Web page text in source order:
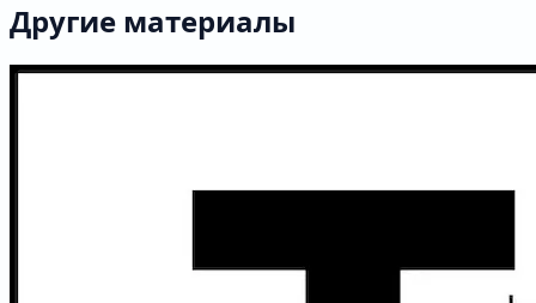
Другие материалы